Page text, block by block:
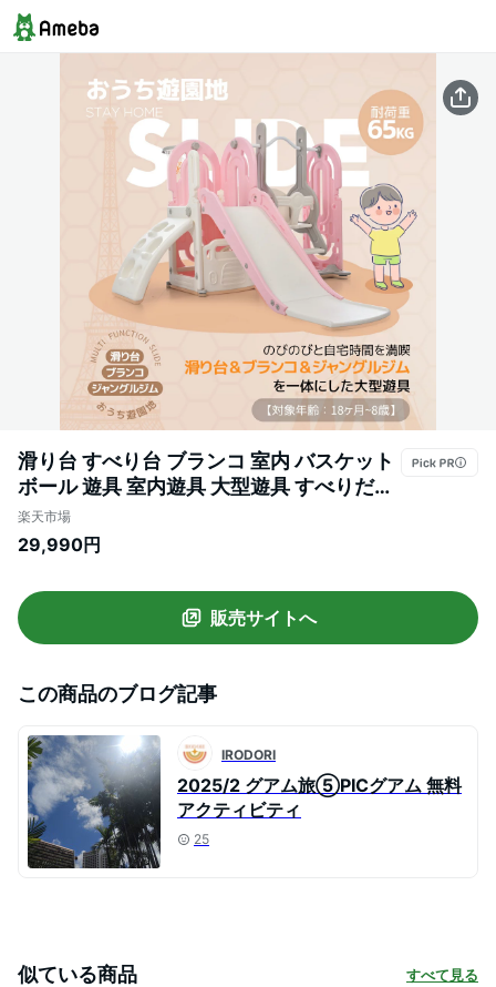
滑り台 すべり台 ブランコ 室内 バスケット
ボール 遊具 室内遊具 大型遊具 すべりだい
屋内 家庭用 子供 キッズ 1歳~8歳 男の子 女
の子 誕生日 プレゼント
楽天市場
29,990円
販売サイトへ
この商品のブログ記事
IRODORI
2025/2 グアム旅⑤PICグアム 無料
アクティビティ
25
似ている商品 すべて見る